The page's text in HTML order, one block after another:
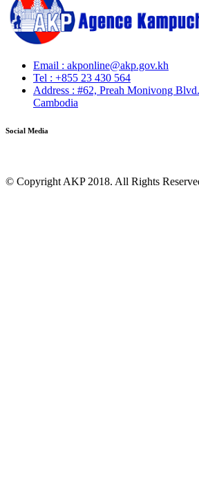
Email : akponline@akp.gov.kh
​Tel : ​+855 23 430 564
Address : ​#62, Preah Monivong
Cambodia
Social Media
© Copyright AKP 2018. All Rights